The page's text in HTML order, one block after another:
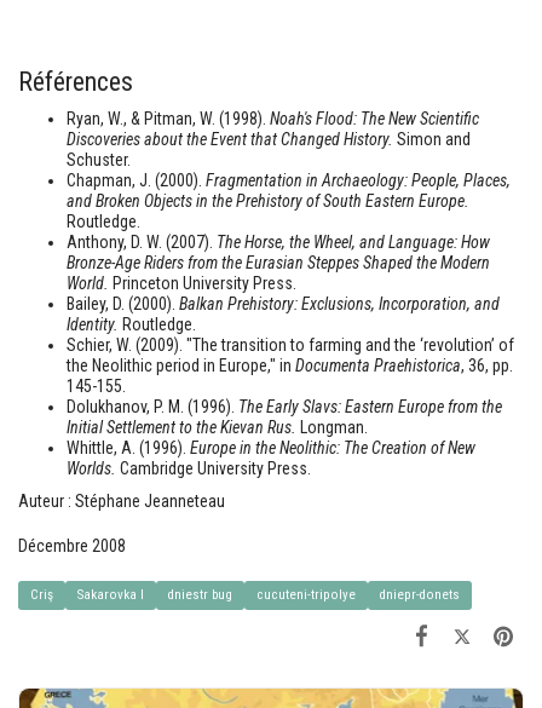
Références
Ryan, W., & Pitman, W. (1998). Noah's Flood: The New Scientific
Discoveries about the Event that Changed History. Simon and
Schuster.
Chapman, J. (2000). Fragmentation in Archaeology: People, Places,
and Broken Objects in the Prehistory of South Eastern Europe.
Routledge.
Anthony, D. W. (2007). The Horse, the Wheel, and Language: How
Bronze-Age Riders from the Eurasian Steppes Shaped the Modern
World. Princeton University Press.
Bailey, D. (2000). Balkan Prehistory: Exclusions, Incorporation, and
Identity. Routledge.
Schier, W. (2009). "The transition to farming and the ‘revolution’ of
the Neolithic period in Europe," in Documenta Praehistorica, 36, pp.
145-155.
Dolukhanov, P. M. (1996). The Early Slavs: Eastern Europe from the
Initial Settlement to the Kievan Rus. Longman.
Whittle, A. (1996). Europe in the Neolithic: The Creation of New
Worlds. Cambridge University Press.
Auteur : Stéphane Jeanneteau
Décembre 2008
Criş Sakarovka I dniestr bug cucuteni-tripolye dniepr-donets